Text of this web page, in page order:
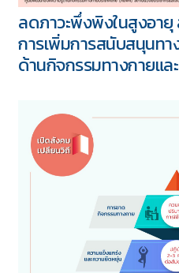
Download
ลดภาวะพึ่งพิงในสูงอายุ
การเพิ่มการสนับสนุนท
ด้านกิจกรรมทางกายแ